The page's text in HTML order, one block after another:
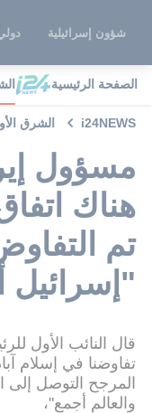
شؤون إسرائيلية
الصفحة الرئيسية
i24NEWS الشرق
مسؤول
هناك
تم
"إسرائيل
قال النائب الأول
تفاوضنا في إسلام
المرجح التوصل إلى
والعالم أجمع"،